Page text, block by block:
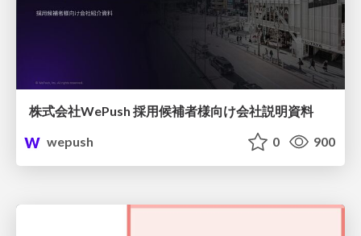
株式会社WePush 採用候補者様向け会社説明資料
wepush
0 900